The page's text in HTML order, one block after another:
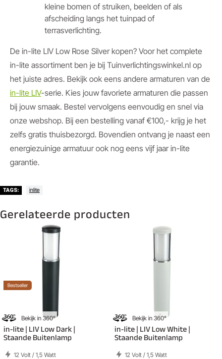
kleine bomen of struiken, beelden of als
afscheiding langs het tuinpad of
terrasverlichting.
De in-lite LIV Low Rose Silver kopen? Voor het complete
in-lite assortiment ben je bij Tuinverlichtingswinkel.nl op
het juiste adres. Bekijk ook eens andere armaturen van de
in-lite LIV-serie. Kies jouw favoriete armaturen die passen
bij jouw smaak. Bestel vervolgens eenvoudig en snel via
onze webshop. Bij een bestelling vanaf €100,- krijg je het
zelfs gratis thuisbezorgd. Bovendien ontvang je naast een
energiezuinige armatuur ook nog eens vijf jaar in-lite
garantie.
TAGS: inlite
Gerelateerde producten
Bekijk in 360°
Bestseller
in-lite | LIV Low Dark |
Staande Buitenlamp
12 Volt / 1,5 Watt
Bekijk in 360°
in-lite | LIV Low White |
Staande Buitenlamp
12 Volt / 1,5 Watt